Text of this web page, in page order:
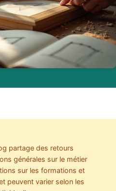
partage des retours
générales sur le métier
sur les formations et
peuvent varier selon les